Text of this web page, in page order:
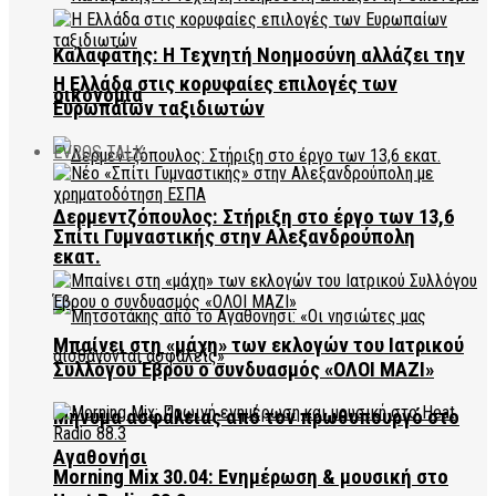
Καλαφάτης: Η Τεχνητή Νοημοσύνη αλλάζει την
οικονομία
Δερμεντζόπουλος: Στήριξη στο έργο των 13,6
εκατ.
Μήνυμα ασφάλειας από τον πρωθυπουργό στο
Αγαθονήσι
Η Ελλάδα στις κορυφαίες επιλογές των
Ευρωπαίων ταξιδιωτών
EVROS TALK
Σπίτι Γυμναστικής στην Αλεξανδρούπολη
Μπαίνει στη «μάχη» των εκλογών του Ιατρικού
Συλλόγου Έβρου ο συνδυασμός «ΟΛΟΙ ΜΑΖΙ»
Morning Mix 30.04: Ενημέρωση & μουσική στο